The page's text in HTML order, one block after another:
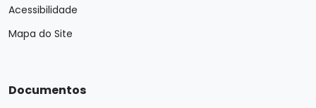
Acessibilidade
Mapa do Site
Documentos